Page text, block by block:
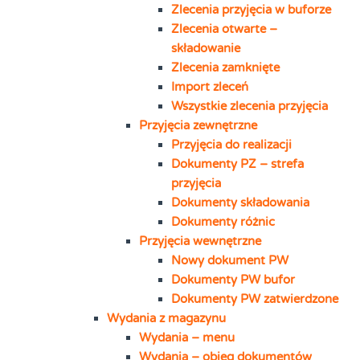
Zlecenia przyjęcia w buforze
Zlecenia otwarte –
składowanie
Zlecenia zamknięte
Import zleceń
Wszystkie zlecenia przyjęcia
Przyjęcia zewnętrzne
Przyjęcia do realizacji
Dokumenty PZ – strefa
przyjęcia
Dokumenty składowania
Dokumenty różnic
Przyjęcia wewnętrzne
Nowy dokument PW
Dokumenty PW bufor
Dokumenty PW zatwierdzone
Wydania z magazynu
Wydania – menu
Wydania – obieg dokumentów